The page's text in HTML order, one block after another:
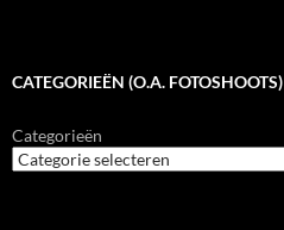
CATEGORIEËN (O.A. FOTOSHOOTS)
Categorieën